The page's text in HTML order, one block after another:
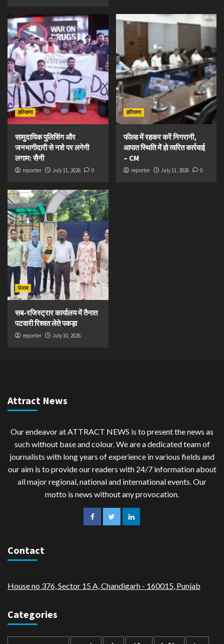
हरियाणा
सामुदायिक पुलिसिंग और
जनभागीदारी से नशे पर लगेगी
लगाम: सैनी
reporter July 11, 2026 0
हरियाणा
फील्ड में रहकर करें निगरानी,
आपात स्थिति में हो त्वरित कार्रवाई
– CM
reporter July 11, 2026 0
पंजाब
सब-रजिस्ट्रार कार्यालय में तैनात
पटवारी रिश्वत लेते पकड़ा
reporter July 10, 2026
Attract News
Our endeavor at ATTRACT NEWS is to present the news as
such without base and colour. We are a dedicated team of
journalists with long years of experience in various fields and
our aim is to provide our readers with 24/7 information about
all major regional, national and international events. Our
motto is news without any provocation.
Contact
House no 376, Sector 15 A, Chandigarh - 160015, Punjab
Categories